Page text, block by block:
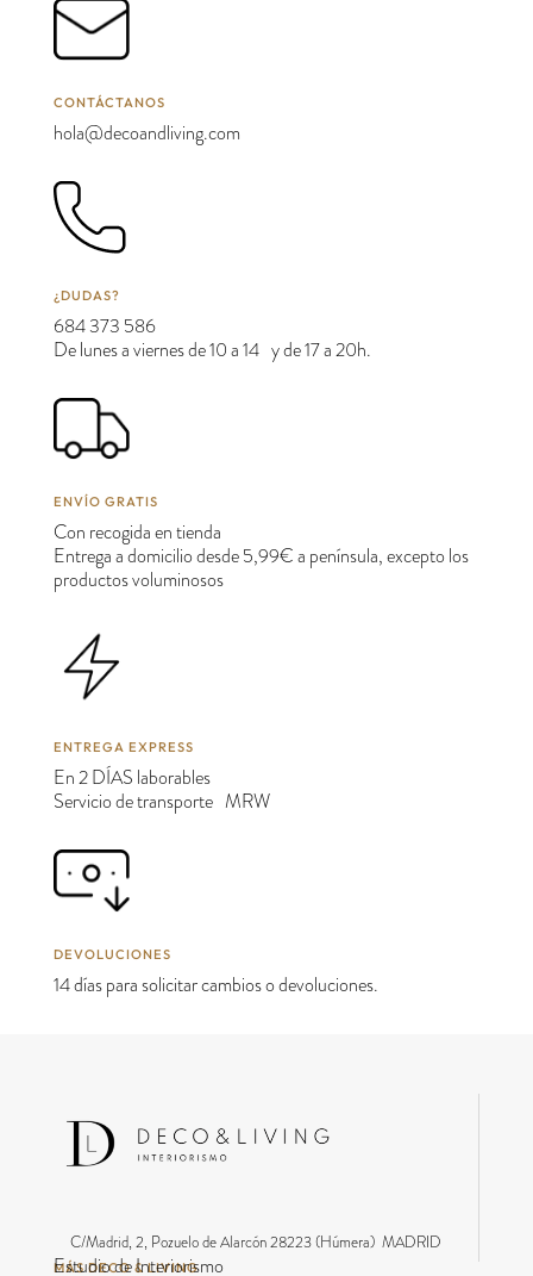
CONTÁCTANOS
hola@decoandliving.com
¿DUDAS?
684 373 586
De lunes a viernes de 10 a 14 y de 17 a 20h.
ENVÍO GRATIS
Con recogida en tienda
Entrega a domicilio desde 5,99€ a península, excepto los
productos voluminosos
ENTREGA EXPRESS
En 2 DÍAS laborables
Servicio de transporte MRW
DEVOLUCIONES
14 días para solicitar cambios o devoluciones.
C/Madrid, 2, Pozuelo de Alarcón 28223 (Húmera) MADRID
MÁS DECO & LIVING
Estudio de Interiorismo